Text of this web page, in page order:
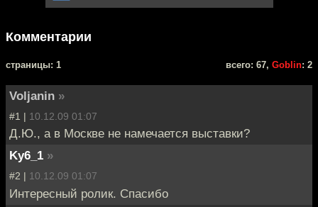
Комментарии
cтраницы: 1 всего: 67, Goblin: 2
Voljanin »
#1 | 10.12.09 01:07
Д.Ю., а в Москве не намечается выставки?
Ky6_1 »
#2 | 10.12.09 01:07
Интересный ролик. Спасибо